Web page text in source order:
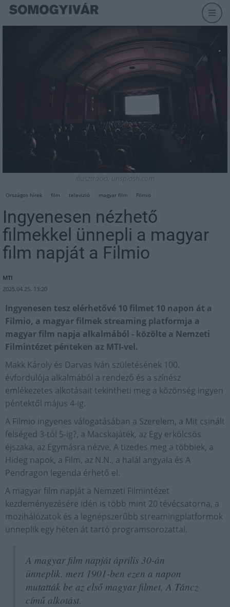
Illusztráció, unsplash.com
Országos hírek film televízió magyar film Filmio
Ingyenesen nézhető
filmekkel ünnepli a magyar
film napját a Filmio
MTI
2025.04.25. 13:20
Ingyenesen tesz elérhetővé 10 filmet 10 napon át a
Filmio, a magyar filmek streaming platformja a
magyar film napja alkalmából - közölte a Nemzeti
Filmintézet pénteken az MTI-vel.
Makk Károly és Darvas Iván születésének 100.
évfordulója alkalmából a rendező és a színész
emlékezetes alkotásait tekintheti meg a közönség ingyen
péntektől május 4-ig.
A Filmio ingyenes válogatásában a Szerelem, a Mit csinált
felséged 3-tól 5-ig?, a Macskajáték, az Egy erkölcsös
éjszaka, az Egymásra nézve, A tizedes meg a többiek, a
Hideg napok, a Film, az N.N., a halál angyala és A
Pendragon legenda érhető el.
A magyar film napját a Nemzeti Filmintézet
kezdeményezésére idén is több mint 20 tévécsatorna, a
mozihálózatok és a legnépszerűbb streamingplatformok
ünneplik egy héten át tartó programsorozattal.
A magyar film napját április 30-án
ünneplik, mert 1901-ben ezen a napon
mutatták be az első magyar filmet, A Táncz
című alkotást.